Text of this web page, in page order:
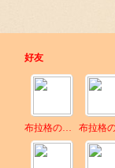
好友
布拉格の淡蓝